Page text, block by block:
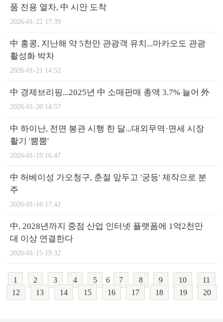
품 전용 열차, 中 시안 도착
2026-01-22 17:39
中 홍콩, 지난해 약 5천만 관광객 유치...마카오도 관광
활성화 박차
2026-01-21 14:52
中 경제브리핑...2025년 中 소매판매 총액 3.7% 늘어 外
2026-01-20 14:57
中 하이난, 전면 봉관 시행 한 달...대외무역·면세 시장
활기 '뿜뿜'
2026-01-19 16:47
中 허베이성 가오청구, 춘절 앞두고 '궁등' 제작으로 분
주
2026-01-16 17:42
中, 2028년까지 중점 산업 인터넷 플랫폼에 1억2천만
대 이상 연결한다
2026-01-15 19:32
1 2 3 4 5 6 7 8 9 10
11
12
13 14 15 16 17 18 19 20